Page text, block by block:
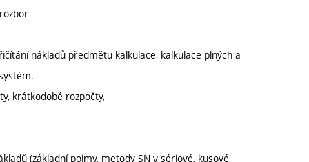
nákladů předmětu kalkulace, kalkulace plných a
krátkodobé rozpočty,
(základní pojmy, metody SN v sériové, kusové,